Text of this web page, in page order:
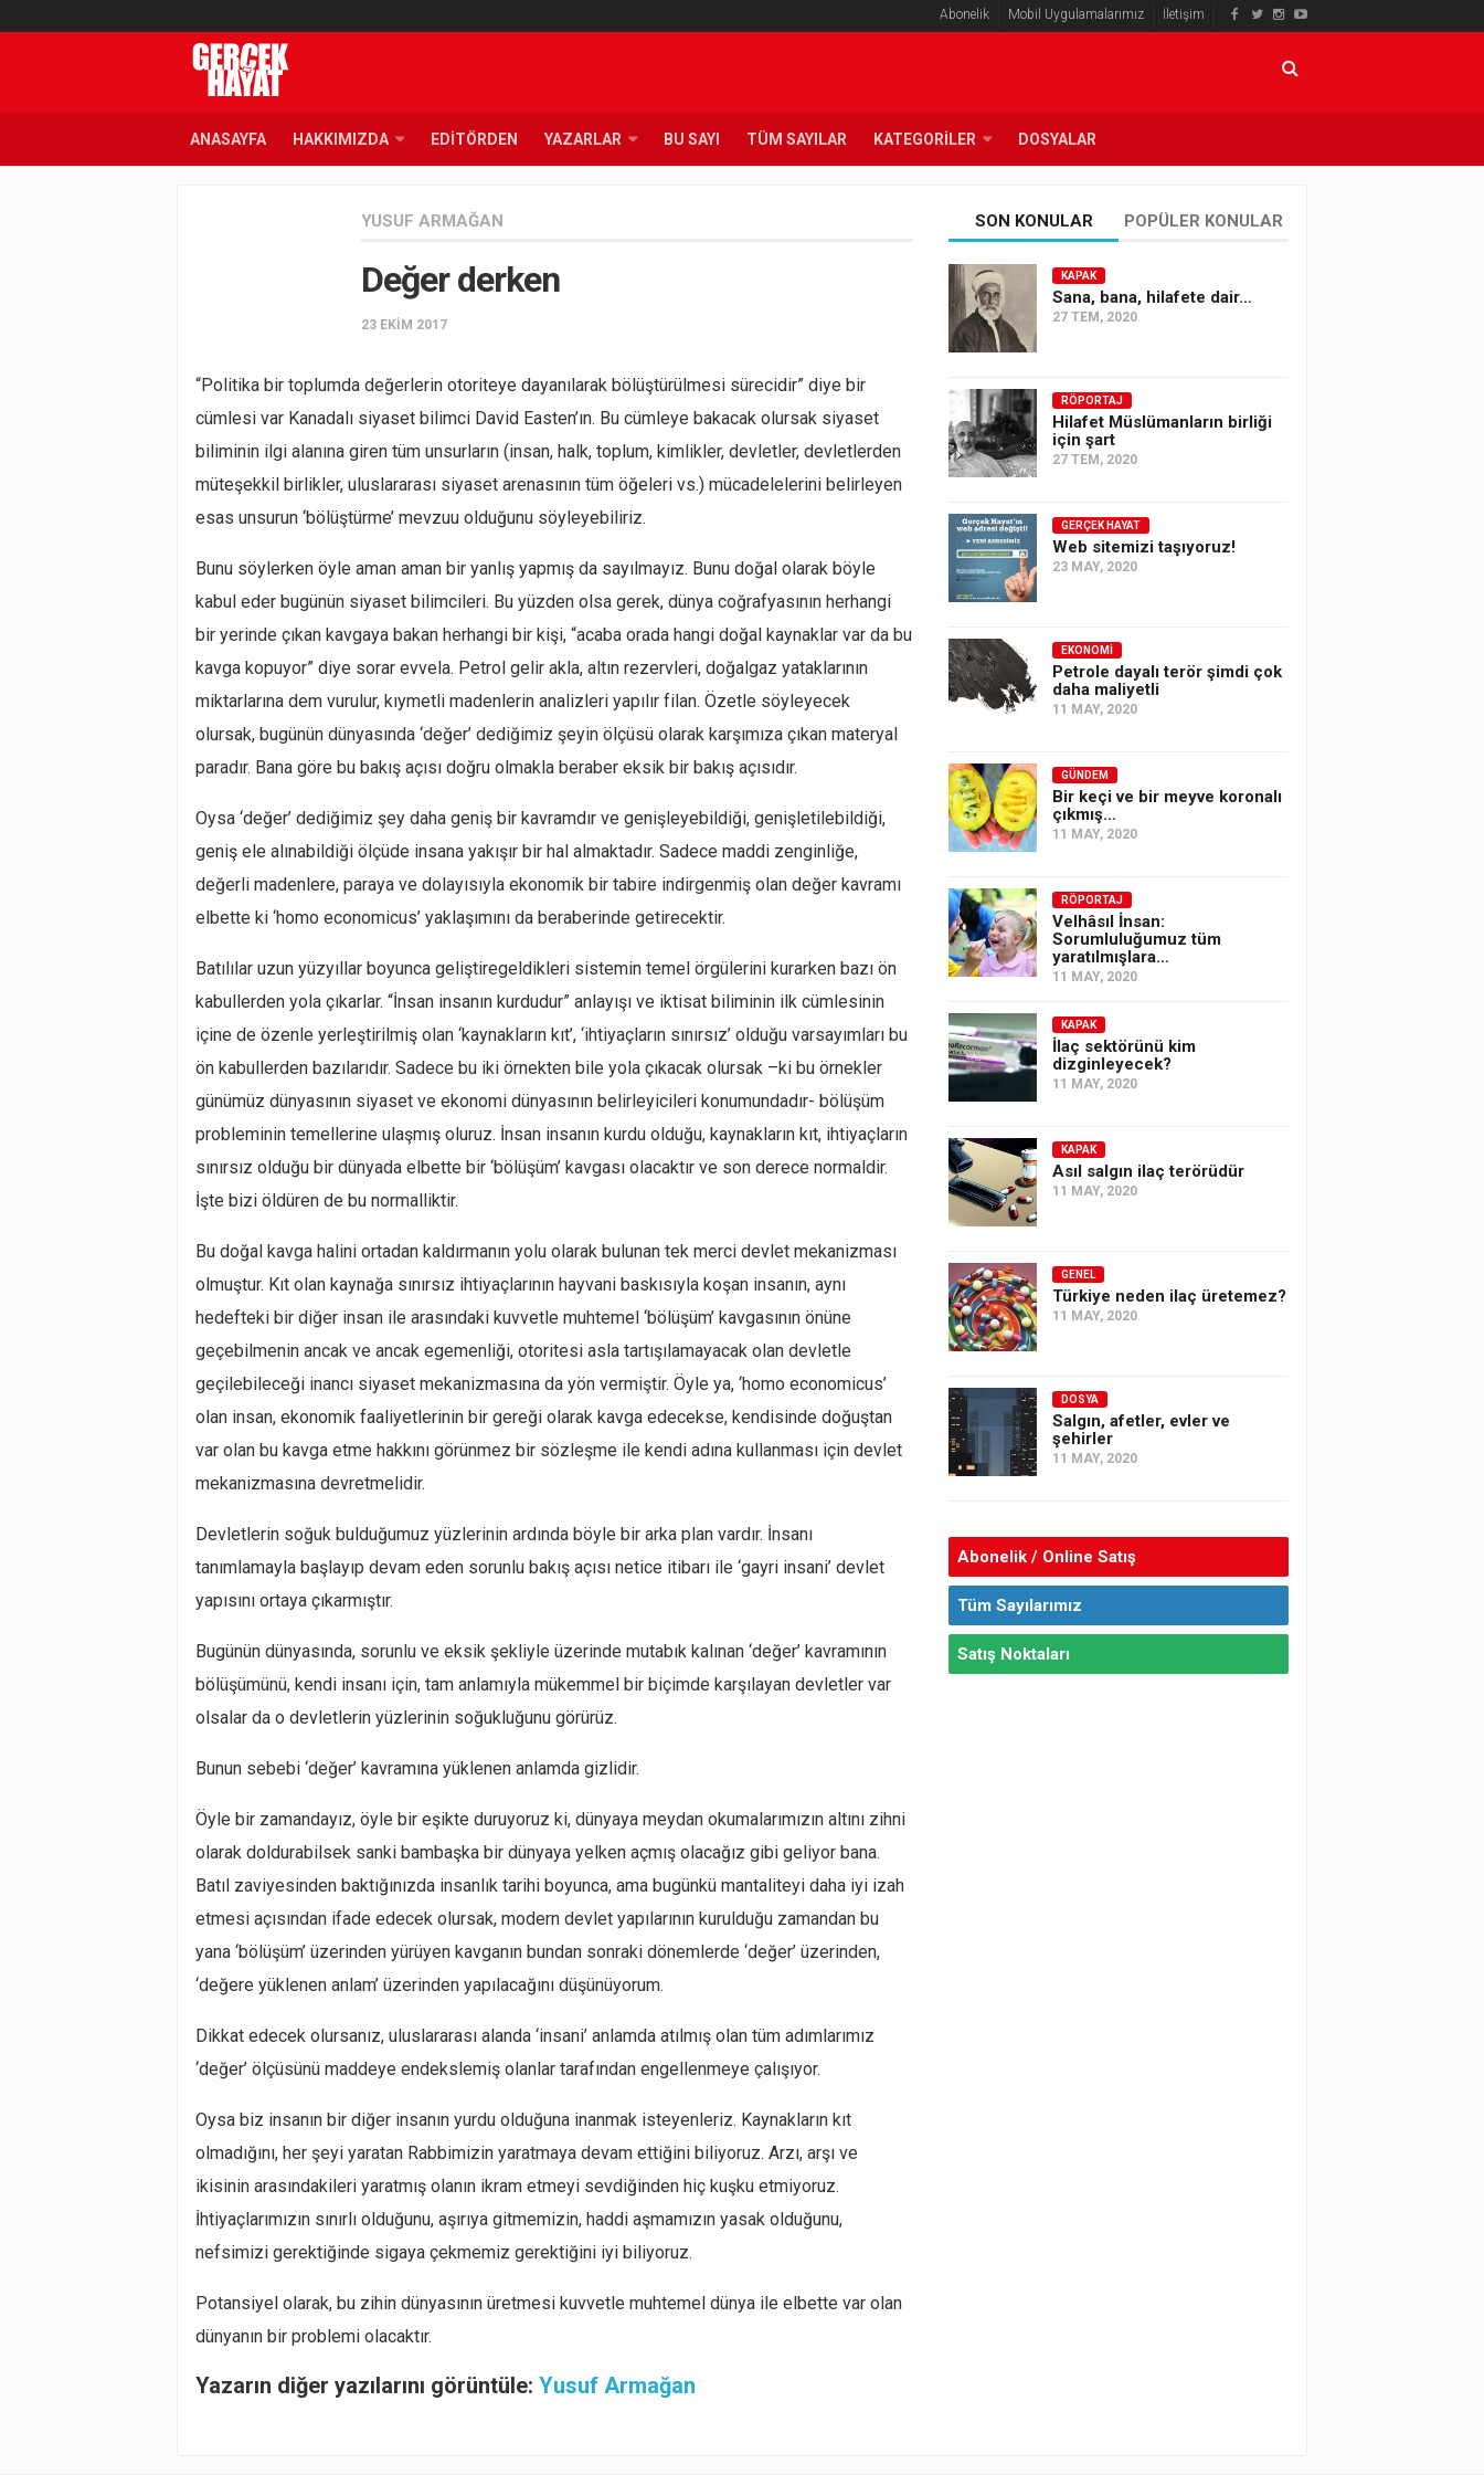
Abonelik Mobil Uygulamalarımız İletişim
ANASAYFA HAKKIMIZDA EDITÖRDEN YAZARLAR BU SAYI TÜM SAYILAR KATEGORILER DOSYALAR
YUSUF ARMAĞAN
Değer derken
23 EKIM 2017
“Politika bir toplumda değerlerin otoriteye dayanılarak bölüştürülmesi sürecidir” diye bir
cümlesi var Kanadalı siyaset bilimci David Easten’ın. Bu cümleye bakacak olursak siyaset
biliminin ilgi alanına giren tüm unsurların (insan, halk, toplum, kimlikler, devletler, devletlerden
müteşekkil birlikler, uluslararası siyaset arenasının tüm öğeleri vs.) mücadelelerini belirleyen
esas unsurun ‘bölüştürme’ mevzuu olduğunu söyleyebiliriz.
Bunu söylerken öyle aman aman bir yanlış yapmış da sayılmayız. Bunu doğal olarak böyle
kabul eder bugünün siyaset bilimcileri. Bu yüzden olsa gerek, dünya coğrafyasının herhangi
bir yerinde çıkan kavgaya bakan herhangi bir kişi, “acaba orada hangi doğal kaynaklar var da bu
kavga kopuyor” diye sorar evvela. Petrol gelir akla, altın rezervleri, doğalgaz yataklarının
miktarlarına dem vurulur, kıymetli madenlerin analizleri yapılır filan. Özetle söyleyecek
olursak, bugünün dünyasında ‘değer’ dediğimiz şeyin ölçüsü olarak karşımıza çıkan materyal
paradır. Bana göre bu bakış açısı doğru olmakla beraber eksik bir bakış açısıdır.
Oysa ‘değer’ dediğimiz şey daha geniş bir kavramdır ve genişleyebildiği, genişletilebildiği,
geniş ele alınabildiği ölçüde insana yakışır bir hal almaktadır. Sadece maddi zenginliğe,
değerli madenlere, paraya ve dolayısıyla ekonomik bir tabire indirgenmiş olan değer kavramı
elbette ki ‘homo economicus’ yaklaşımını da beraberinde getirecektir.
Batılılar uzun yüzyıllar boyunca geliştiregeldikleri sistemin temel örgülerini kurarken bazı ön
kabullerden yola çıkarlar. “İnsan insanın kurdudur” anlayışı ve iktisat biliminin ilk cümlesinin
içine de özenle yerleştirilmiş olan ‘kaynakların kıt’, ‘ihtiyaçların sınırsız’ olduğu varsayımları bu
ön kabullerden bazılarıdır. Sadece bu iki örnekten bile yola çıkacak olursak –ki bu örnekler
günümüz dünyasının siyaset ve ekonomi dünyasının belirleyicileri konumundadır- bölüşüm
probleminin temellerine ulaşmış oluruz. İnsan insanın kurdu olduğu, kaynakların kıt, ihtiyaçların
sınırsız olduğu bir dünyada elbette bir ‘bölüşüm’ kavgası olacaktır ve son derece normaldir.
İşte bizi öldüren de bu normalliktir.
Bu doğal kavga halini ortadan kaldırmanın yolu olarak bulunan tek merci devlet mekanizması
olmuştur. Kıt olan kaynağa sınırsız ihtiyaçlarının hayvani baskısıyla koşan insanın, aynı
hedefteki bir diğer insan ile arasındaki kuvvetle muhtemel ‘bölüşüm’ kavgasının önüne
geçebilmenin ancak ve ancak egemenliği, otoritesi asla tartışılamayacak olan devletle
geçilebileceği inancı siyaset mekanizmasına da yön vermiştir. Öyle ya, ‘homo economicus’
olan insan, ekonomik faaliyetlerinin bir gereği olarak kavga edecekse, kendisinde doğuştan
var olan bu kavga etme hakkını görünmez bir sözleşme ile kendi adına kullanması için devlet
mekanizmasına devretmelidir.
Devletlerin soğuk bulduğumuz yüzlerinin ardında böyle bir arka plan vardır. İnsanı
tanımlamayla başlayıp devam eden sorunlu bakış açısı netice itibarı ile ‘gayri insani’ devlet
yapısını ortaya çıkarmıştır.
Bugünün dünyasında, sorunlu ve eksik şekliyle üzerinde mutabık kalınan ‘değer’ kavramının
bölüşümünü, kendi insanı için, tam anlamıyla mükemmel bir biçimde karşılayan devletler var
olsalar da o devletlerin yüzlerinin soğukluğunu görürüz.
Bunun sebebi ‘değer’ kavramına yüklenen anlamda gizlidir.
Öyle bir zamandayız, öyle bir eşikte duruyoruz ki, dünyaya meydan okumalarımızın altını zihni
olarak doldurabilsek sanki bambaşka bir dünyaya yelken açmış olacağız gibi geliyor bana.
Batıl zaviyesinden baktığınızda insanlık tarihi boyunca, ama bugünkü mantaliteyi daha iyi izah
etmesi açısından ifade edecek olursak, modern devlet yapılarının kurulduğu zamandan bu
yana ‘bölüşüm’ üzerinden yürüyen kavganın bundan sonraki dönemlerde ‘değer’ üzerinden,
‘değere yüklenen anlam’ üzerinden yapılacağını düşünüyorum.
Dikkat edecek olursanız, uluslararası alanda ‘insani’ anlamda atılmış olan tüm adımlarımız
‘değer’ ölçüsünü maddeye endekslemiş olanlar tarafından engellenmeye çalışıyor.
Oysa biz insanın bir diğer insanın yurdu olduğuna inanmak isteyenleriz. Kaynakların kıt
olmadığını, her şeyi yaratan Rabbimizin yaratmaya devam ettiğini biliyoruz. Arzı, arşı ve
ikisinin arasındakileri yaratmış olanın ikram etmeyi sevdiğinden hiç kuşku etmiyoruz.
İhtiyaçlarımızın sınırlı olduğunu, aşırıya gitmemizin, haddi aşmamızın yasak olduğunu,
nefsimizi gerektiğinde sigaya çekmemiz gerektiğini iyi biliyoruz.
Potansiyel olarak, bu zihin dünyasının üretmesi kuvvetle muhtemel dünya ile elbette var olan
dünyanın bir problemi olacaktır.
Yazarın diğer yazılarını görüntüle: Yusuf Armağan
SON KONULAR POPÜLER KONULAR
KAPAK
Sana, bana, hilafete dair…
27 TEM, 2020
RÖPORTAJ
Hilafet Müslümanların birliği
için şart
27 TEM, 2020
GERÇEK HAYAT
Web sitemizi taşıyoruz!
23 MAY, 2020
EKONOMI
Petrole dayalı terör şimdi çok
daha maliyetli
11 MAY, 2020
GÜNDEM
Bir keçi ve bir meyve koronalı
çıkmış…
11 MAY, 2020
RÖPORTAJ
Velhâsıl İnsan:
Sorumluluğumuz tüm
yaratılmışlara…
11 MAY, 2020
KAPAK
İlaç sektörünü kim
dizginleyecek?
11 MAY, 2020
KAPAK
Asıl salgın ilaç terörüdür
11 MAY, 2020
GENEL
Türkiye neden ilaç üretemez?
11 MAY, 2020
DOSYA
Salgın, afetler, evler ve
şehirler
11 MAY, 2020
Abonelik / Online Satış
Tüm Sayılarımız
Satış Noktaları